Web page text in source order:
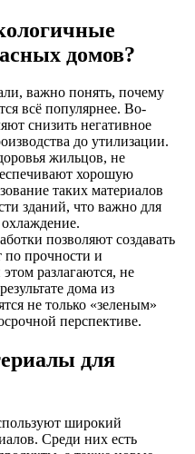
домов?
важно понять, почему
всё популярнее. Во-
снизить негативное
до утилизации.
жильцов, не
хорошую
таких материалов
зданий, что важно для
позволяют создавать
по прочности и
разлагаются, не
дома из
не только «зеленым»
перспективе.
для
широкий
Среди них есть